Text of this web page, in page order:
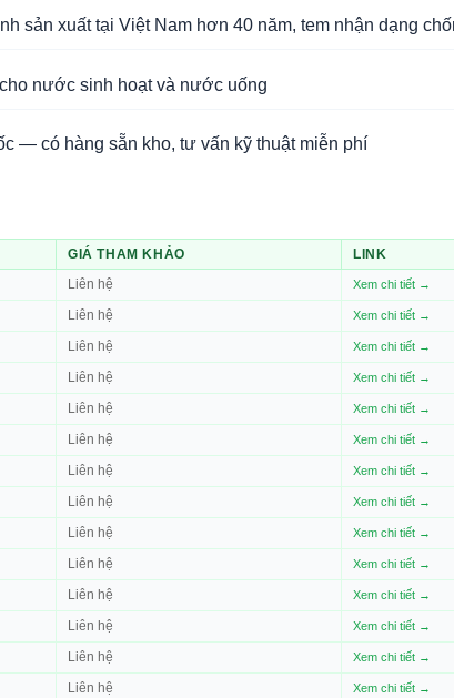
sản xuất tại Việt Nam hơn 40 năm, tem nhận dạng
nước sinh hoạt và nước uống
— có hàng sẵn kho, tư vấn kỹ thuật miễn phí
GIÁ THAM KHẢO
LINK
Liên hệ Xem chi tiết →
Liên hệ Xem chi tiết →
Liên hệ Xem chi tiết →
Liên hệ Xem chi tiết →
Liên hệ Xem chi tiết →
Liên hệ Xem chi tiết →
Liên hệ Xem chi tiết →
Liên hệ Xem chi tiết →
Liên hệ Xem chi tiết →
Liên hệ Xem chi tiết →
Liên hệ Xem chi tiết →
Liên hệ Xem chi tiết →
Liên hệ Xem chi tiết →
Liên hệ Xem chi tiết →